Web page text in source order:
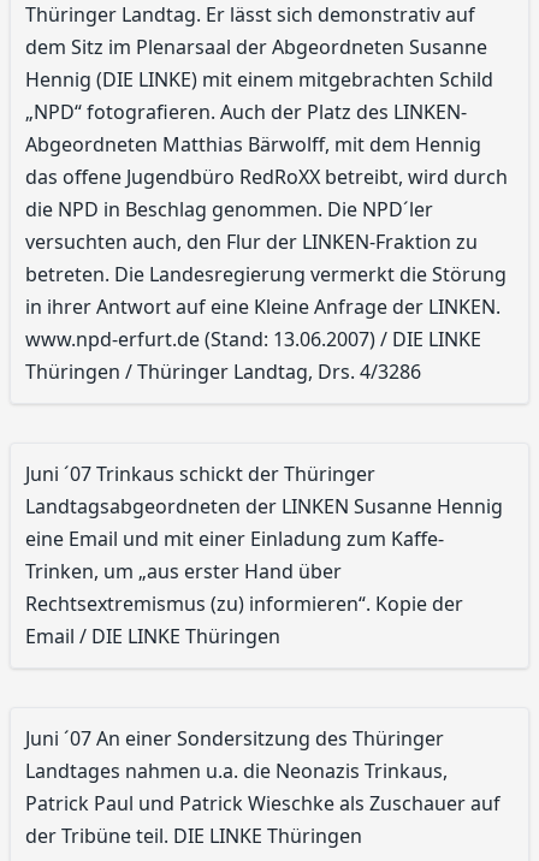
Thüringer Landtag. Er lässt sich demonstrativ auf
dem Sitz im Plenarsaal der Abgeordneten Susanne
Hennig (DIE LINKE) mit einem mitgebrachten Schild
„NPD“ fotografieren. Auch der Platz des LINKEN-
Abgeordneten Matthias Bärwolff, mit dem Hennig
das offene Jugendbüro RedRoXX betreibt, wird durch
die NPD in Beschlag genommen. Die NPD´ler
versuchten auch, den Flur der LINKEN-Fraktion zu
betreten. Die Landesregierung vermerkt die Störung
in ihrer Antwort auf eine Kleine Anfrage der LINKEN.
www.npd-erfurt.de (Stand: 13.06.2007) / DIE LINKE
Thüringen / Thüringer Landtag, Drs. 4/3286
Juni ´07 Trinkaus schickt der Thüringer
Landtagsabgeordneten der LINKEN Susanne Hennig
eine Email und mit einer Einladung zum Kaffe-
Trinken, um „aus erster Hand über
Rechtsextremismus (zu) informieren“. Kopie der
Email / DIE LINKE Thüringen
Juni ´07 An einer Sondersitzung des Thüringer
Landtages nahmen u.a. die Neonazis Trinkaus,
Patrick Paul und Patrick Wieschke als Zuschauer auf
der Tribüne teil. DIE LINKE Thüringen